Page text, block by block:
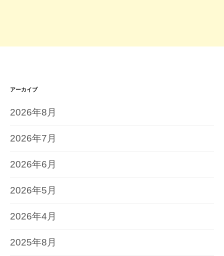
アーカイブ
2026年8月
2026年7月
2026年6月
2026年5月
2026年4月
2025年8月